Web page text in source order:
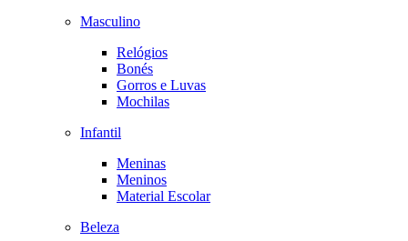
Masculino
Relógios
Bonés
Gorros e Luvas
Mochilas
Infantil
Meninas
Meninos
Material Escolar
Beleza